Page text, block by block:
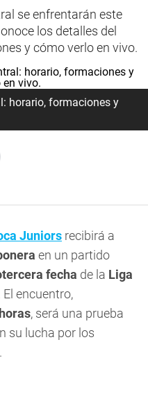
se enfrentarán este
los detalles del
y cómo verlo en vivo.
horario, formaciones y
Juniors recibirá a
en un partido
fecha de la Liga
El encuentro,
, será una prueba
su lucha por los